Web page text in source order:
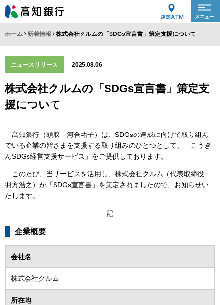
ホーム 新着情報 株式会社クルムの「SDGs宣言書」策定支援について
ニュースリリース 2025.08.06
株式会社クルムの「SDGs宣言書」策定支
援について
高知銀行（頭取 河合祐子）は、SDGsの達成に向けて取り組ん
でいる企業の皆さまを支援する取り組みのひとつとして、「こうぎ
んSDGs経営支援サービス」をご提供しております。
このたび、当サービスを活用し、株式会社クルム（代表取締役
羽方浩之）が「SDGs宣言書」を策定されましたので、お知らせい
たします。
記
企業概要
会社名
株式会社クルム
所在地